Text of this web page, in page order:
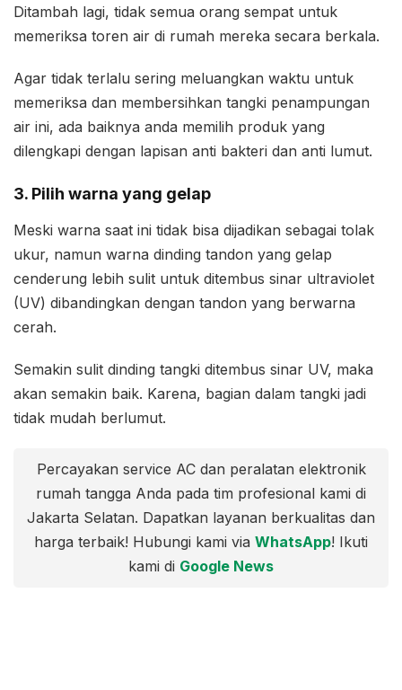
Ditambah lagi, tidak semua orang sempat untuk
memeriksa toren air di rumah mereka secara berkala.
Agar tidak terlalu sering meluangkan waktu untuk
memeriksa dan membersihkan tangki penampungan
air ini, ada baiknya anda memilih produk yang
dilengkapi dengan lapisan anti bakteri dan anti lumut.
3. Pilih warna yang gelap
Meski warna saat ini tidak bisa dijadikan sebagai tolak
ukur, namun warna dinding tandon yang gelap
cenderung lebih sulit untuk ditembus sinar ultraviolet
(UV) dibandingkan dengan tandon yang berwarna
cerah.
Semakin sulit dinding tangki ditembus sinar UV, maka
akan semakin baik. Karena, bagian dalam tangki jadi
tidak mudah berlumut.
Percayakan service AC dan peralatan elektronik
rumah tangga Anda pada tim profesional kami di
Jakarta Selatan. Dapatkan layanan berkualitas dan
harga terbaik! Hubungi kami via WhatsApp! Ikuti
kami di Google News